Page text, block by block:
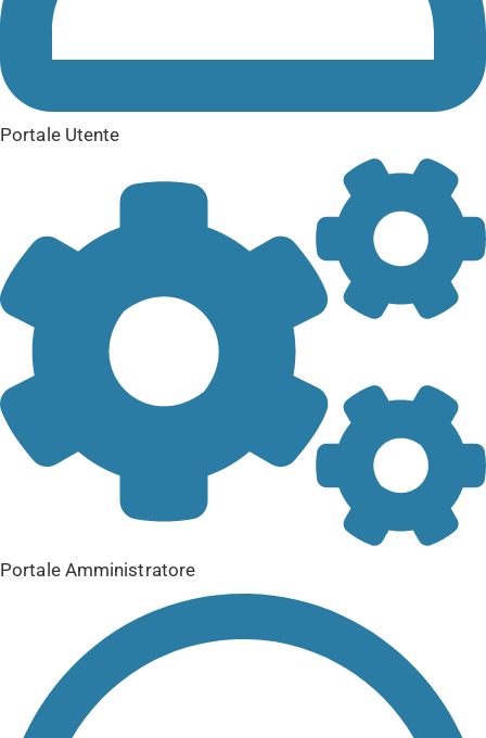
Portale Utente
Portale Amministratore